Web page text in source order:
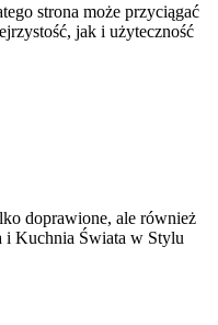
strona może przyciągać
jak i użyteczność
doprawione, ale również
i Kuchnia Świata w Stylu